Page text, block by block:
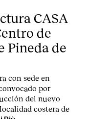
CASA
de
Pineda de
con sede en
por
del nuevo
costera de